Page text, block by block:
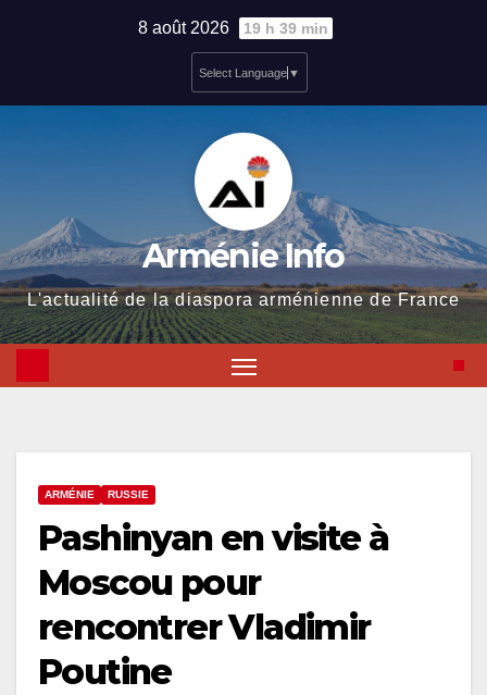
8 août 2026 19 h 39 min
Select Language ▼
Arménie Info
L'actualité de la diaspora arménienne de France
ARMÉNIE RUSSIE
Pashinyan en visite à
Moscou pour
rencontrer Vladimir
Poutine